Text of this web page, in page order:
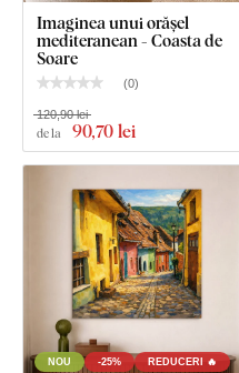
Imaginea unui orășel
mediteranean - Coasta de
Soare
(0)
de la 90,70 lei
120,90 lei
NOU -25% REDUCERI 🔥